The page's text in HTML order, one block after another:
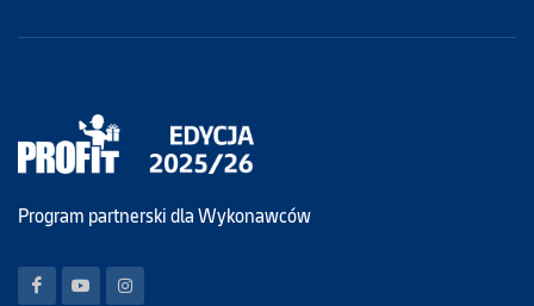
Program partnerski dla Wykonawców